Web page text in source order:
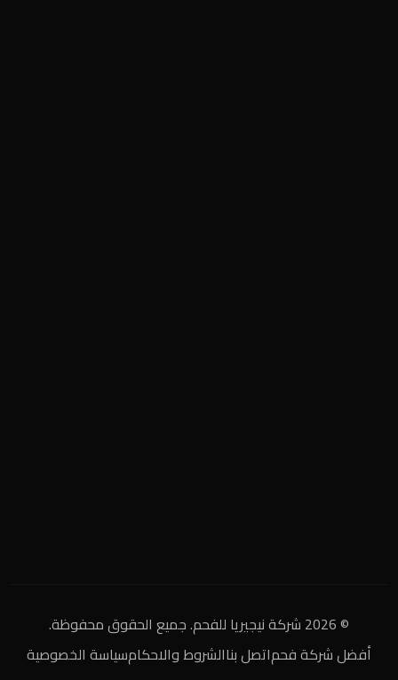
© 2026 شركة نيجيريا للفحم. جميع الحقوق محفوظة.
أفضل شركة فحماتصل بناالشروط والاحكامسياسة الخصوصية